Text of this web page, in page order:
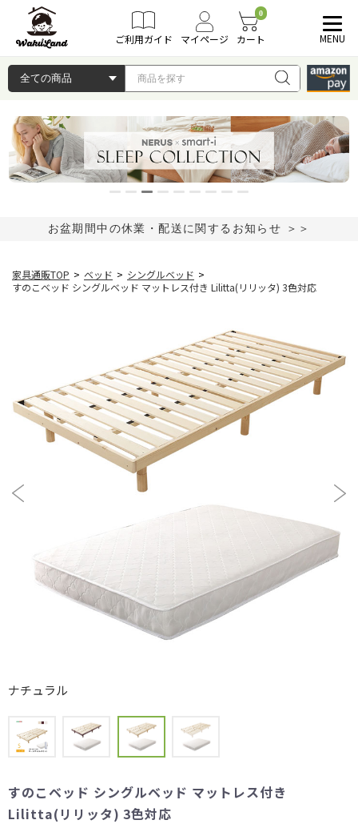
ご利用ガイド マイページ
0
カート MENU
お盆期間中の休業・配送に関するお知らせ ＞＞
家具通販TOP > ベッド > シングルベッド >
すのこベッド シングルベッド マットレス付き Lilitta(リリッタ) 3色対応
ナチュラル
すのこベッド シングルベッド マットレス付き
Lilitta(リリッタ) 3色対応